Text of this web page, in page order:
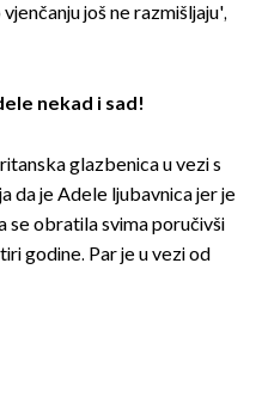
još ne razmišljaju',
nekad i sad!
glazbenica u vezi s
da je Adele ljubavnica jer je
se obratila svima poručivši
godine. Par je u vezi od